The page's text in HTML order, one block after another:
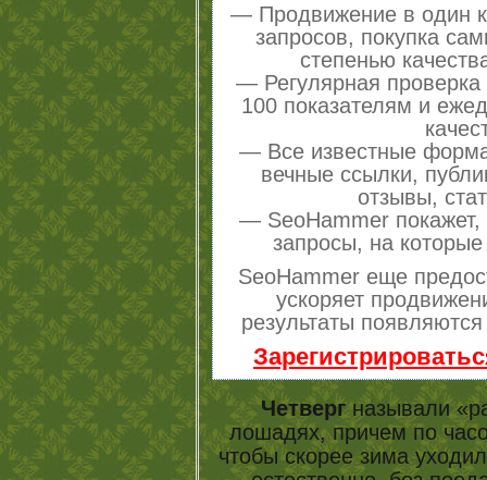
— Продвижение в один
запросов, покупка
степенью
— Регулярная проверка
100 показателям и
— Все известные
вечные ссылки,
отзывы,
— SeoHammer покажет,
запросы, на
SeoHammer еще
ускоряет
результаты
Четвергназывали
лошадях, причем по
чтобы скорее зима